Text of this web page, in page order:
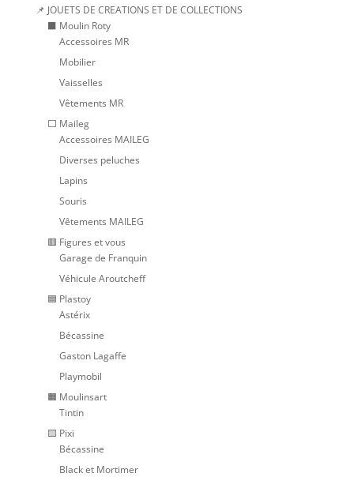
📌 JOUETS DE CREATIONS ET DE COLLECTIONS
⬛ Moulin Roty
Accessoires MR
Mobilier
Vaisselles
Vêtements MR
⬜ Maileg
Accessoires MAILEG
Diverses peluches
Lapins
Souris
Vêtements MAILEG
🟥 Figures et vous
Garage de Franquin
Véhicule Aroutcheff
🟦 Plastoy
Astérix
Bécassine
Gaston Lagaffe
Playmobil
🟧 Moulinsart
Tintin
🟨 Pixi
Bécassine
Black et Mortimer